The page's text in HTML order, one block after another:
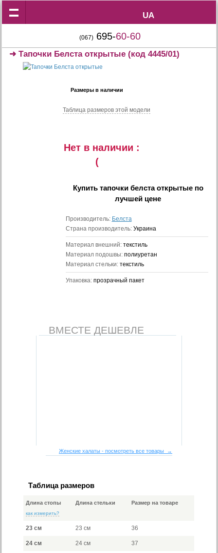
UA
UA
(067) 695-60-60
➜Тапочки Белста открытые (код 4445/01)
Размеры в наличии
Таблица размеров этой модели
Нет в наличии :
(
Купить тапочки белста открытыепо
лучшей цене
Производитель: Белста
Страна производитель: Украина
Материал внешний: текстиль
Материал подошвы: полиуретан
Материал стельки: текстиль
Упаковка: прозрачный пакет
ВМЕСТЕ ДЕШЕВЛЕ
Женские халаты - посмотреть все товары →
Таблица размеров
Длина стопы
как измерить?
Длина стельки Размер на товаре
23 см 23 см 36
24 см 24 см 37